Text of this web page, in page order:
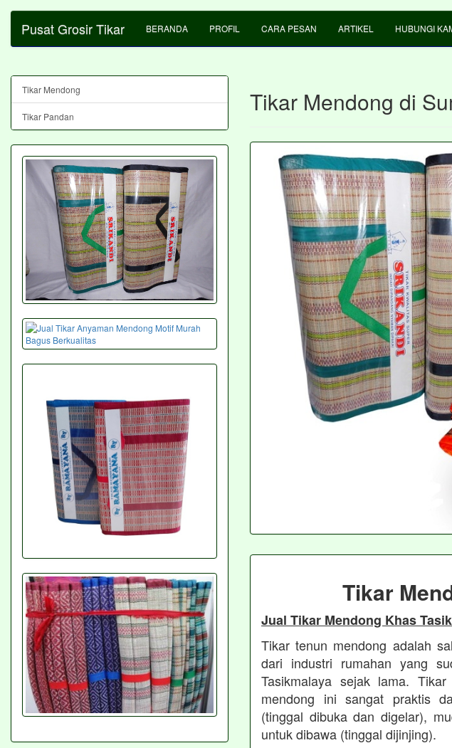
Pusat Grosir Tikar BERANDA PROFIL CARA PESAN ARTIKEL HUBUNGI
Tikar Mendong di
Tikar
Jual Tikar Mendong Khas
Tikar tenun mendong adalah
dari industri rumahan yang
Tasikmalaya sejak lama.
mendong ini sangat praktis
(tinggal dibuka dan digelar),
untuk dibawa (tinggal dijinjing).
Tikar Mendong
Tikar Pandan